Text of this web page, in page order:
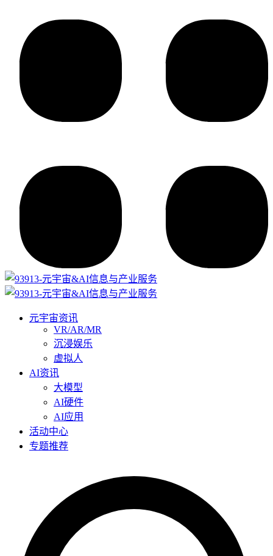
元宇宙资讯
VR/AR/MR
沉浸娱乐
虚拟人
AI资讯
大模型
AI硬件
AI应用
活动中心
专题推荐